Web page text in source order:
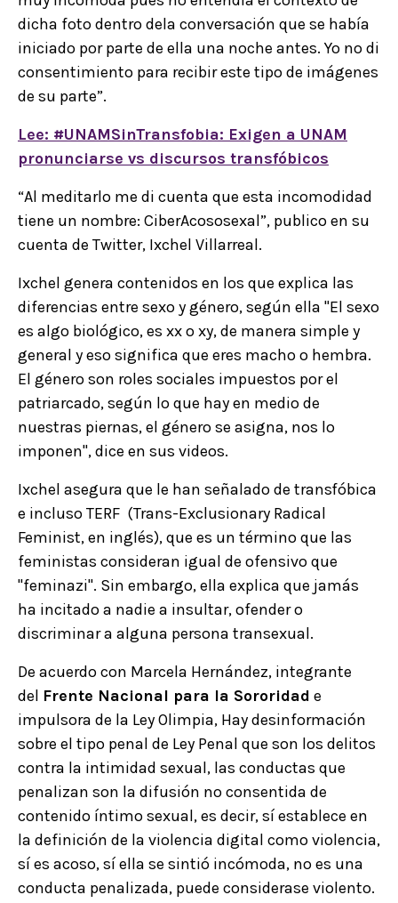
dicha foto dentro dela conversación que se había
iniciado por parte de ella una noche antes. Yo no di
consentimiento para recibir este tipo de imágenes
de su parte”.
Lee: #UNAMSinTransfobia: Exigen a UNAM
pronunciarse vs discursos transfóbicos
“Al meditarlo me di cuenta que esta incomodidad
tiene un nombre: CiberAcososexal”, publico en su
cuenta de Twitter, Ixchel Villarreal.
Ixchel genera contenidos en los que explica las
diferencias entre sexo y género, según ella "El sexo
es algo biológico, es xx o xy, de manera simple y
general y eso significa que eres macho o hembra.
El género son roles sociales impuestos por el
patriarcado, según lo que hay en medio de
nuestras piernas, el género se asigna, nos lo
imponen", dice en sus videos.
Ixchel asegura que le han señalado de transfóbica
e incluso TERF (Trans-Exclusionary Radical
Feminist, en inglés), que es un término que las
feministas consideran igual de ofensivo que
"feminazi". Sin embargo, ella explica que jamás
ha incitado a nadie a insultar, ofender o
discriminar a alguna persona transexual.
De acuerdo con Marcela Hernández, integrante
del Frente Nacional para la Sororidad e
impulsora de la Ley Olimpia, Hay desinformación
sobre el tipo penal de Ley Penal que son los delitos
contra la intimidad sexual, las conductas que
penalizan son la difusión no consentida de
contenido íntimo sexual, es decir, sí establece en
la definición de la violencia digital como violencia,
sí es acoso, sí ella se sintió incómoda, no es una
conducta penalizada, puede considerase violento.